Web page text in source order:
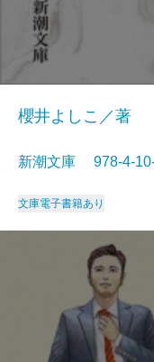
櫻井よしこ／著
新潮文庫 978-4-
文庫電子書籍あり